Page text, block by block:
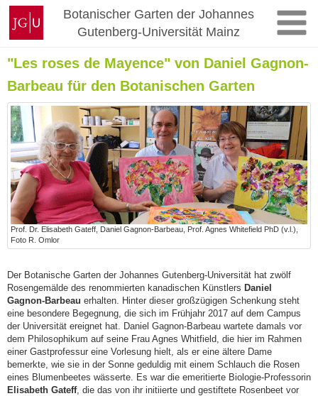
Zum
Inhalt
springen
Johannes
Gutenberg-
Universität
Mainz
Botanischer Garten der Johannes
Gutenberg-Universität Mainz
"Les roses de Mayence" von Daniel Gagnon-
Barbeau für den Botanischen Garten
Prof. Dr. Elisabeth Gateff, Daniel Gagnon-Barbeau, Prof. Agnes Whitefield PhD (v.l.),
Foto R. Omlor
Der Botanische Garten der Johannes Gutenberg-Universität hat zwölf
Rosengemälde des renommierten kanadischen Künstlers Daniel
Gagnon-Barbeau erhalten. Hinter dieser großzügigen Schenkung steht
eine besondere Begegnung, die sich im Frühjahr 2017 auf dem Campus
der Universität ereignet hat. Daniel Gagnon-Barbeau wartete damals vor
dem Philosophikum auf seine Frau Agnes Whitfield, die hier im Rahmen
einer Gastprofessur eine Vorlesung hielt, als er eine ältere Dame
bemerkte, wie sie in der Sonne geduldig mit einem Schlauch die Rosen
eines Blumenbeetes wässerte. Es war die emeritierte Biologie-Professorin
Elisabeth Gateff, die das von ihr initiierte und gestiftete Rosenbeet vor